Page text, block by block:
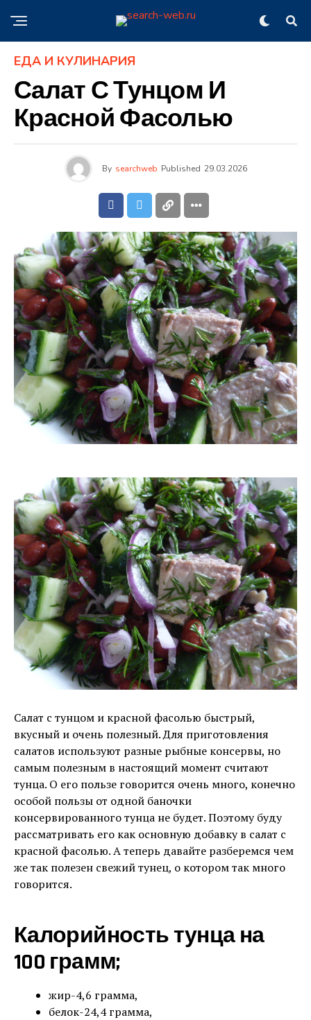
ЕДА И КУЛИНАРИЯ
Салат С Тунцом И
Красной Фасолью
By searchweb Published 29.03.2026
Салат с тунцом и красной фасолью быстрый,
вкусный и очень полезный. Для приготовления
салатов используют разные рыбные консервы, но
самым полезным в настоящий момент считают
тунца. О его пользе говорится очень много, конечно
особой пользы от одной баночки
консервированного тунца не будет. Поэтому буду
рассматривать его как основную добавку в салат с
красной фасолью. А теперь давайте разберемся чем
же так полезен свежий тунец, о котором так много
говорится.
Калорийность тунца на
100 грамм;
жир-4,6 грамма,
белок-24,4 грамма,